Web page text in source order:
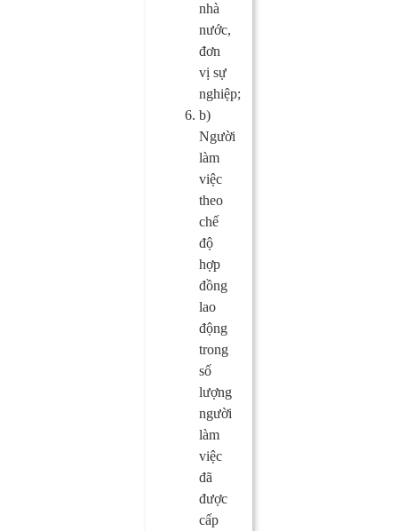
nhà
nước,
đơn
vị sự
nghiệp;
b)
Người
làm
việc
theo
chế
độ
hợp
đồng
lao
động
trong
số
lượng
người
làm
việc
đã
được
cấp